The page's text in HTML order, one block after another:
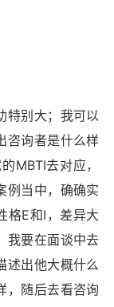
特别大；我可以
咨询者是什么样
MBTI去对应，
例当中，确确实
格E和I ，差异大
我要在面谈中去
述出他大概什么
，随后去看咨询